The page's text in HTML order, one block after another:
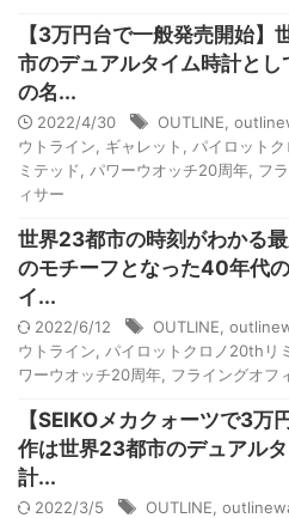
【3万円台で一般発売開始】
市のデュアルタイム時計と
の名...
2022/4/30 OUTLINE
ウトライン
ギャレット
パイロット
ミテッド
パワーウオッチ20周年 フ
ィサー
世界23都市の時刻がわかる
のモチーフとなった40年代
イ...
2022/6/12 OUTLINE
ウトライン
パイロットクロノ20thリ
ワーウオッチ20周年 フライングオフ
【SEIKOメカクォーツで3万
作は世界23都市のデュアル
計...
2022/3/5 OUTLINE